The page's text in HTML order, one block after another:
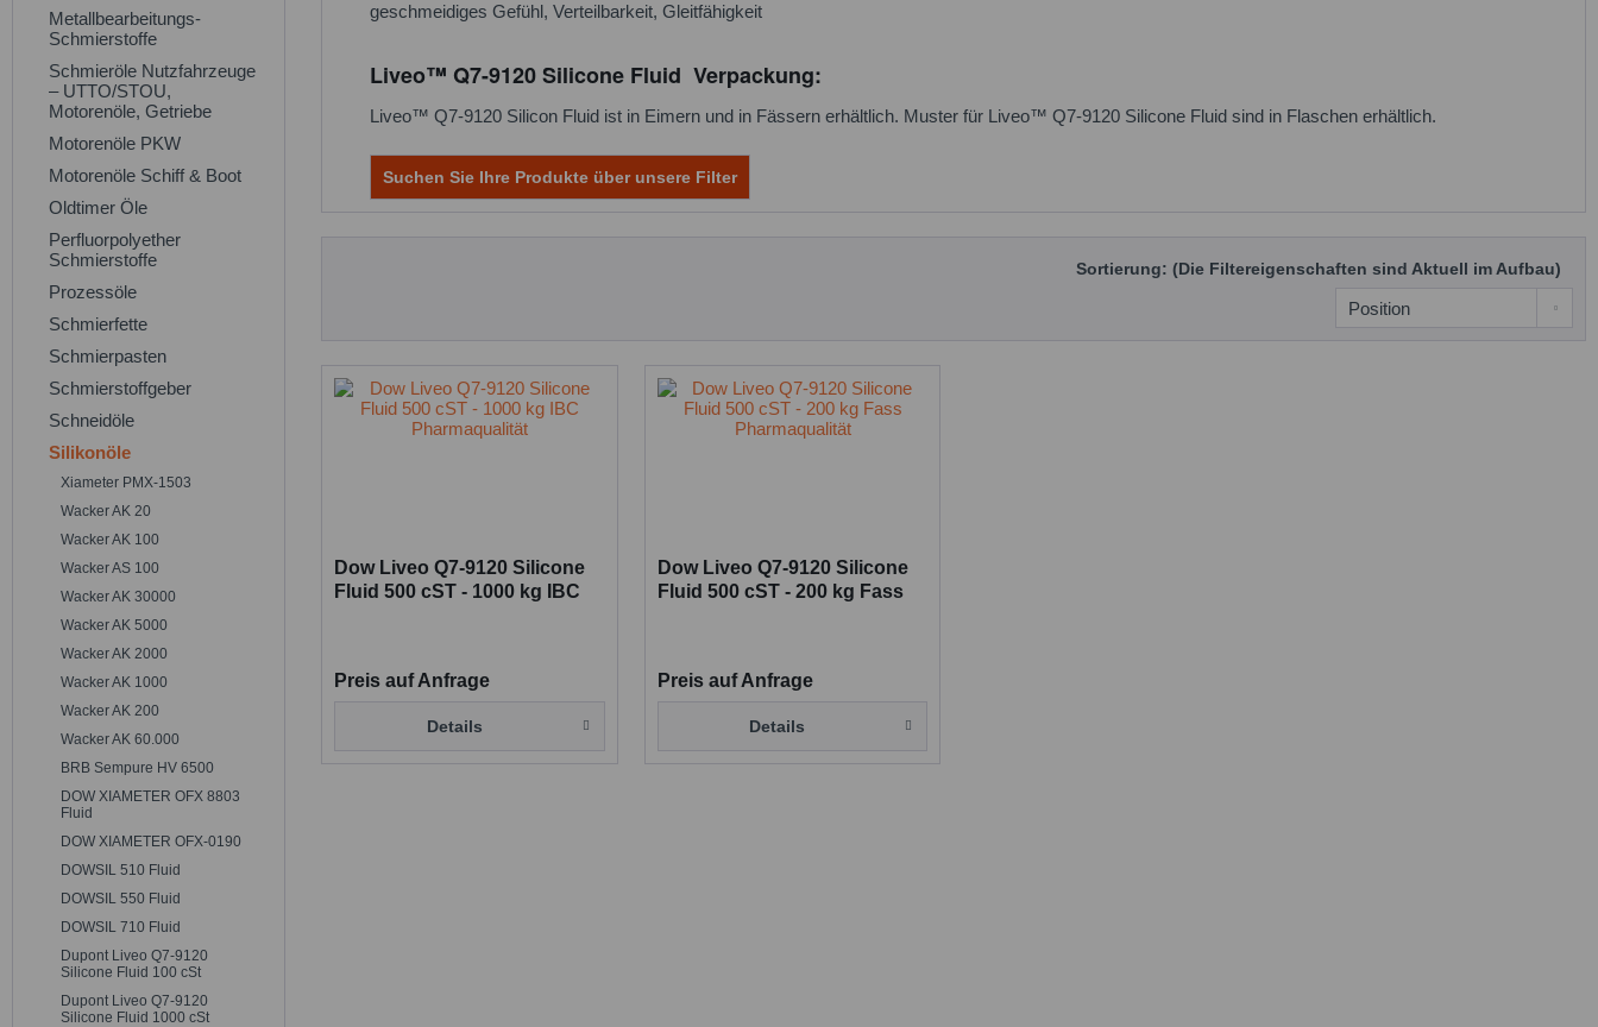
Metallbearbeitungs-
Schmierstoffe
Schmieröle Nutzfahrzeuge
– UTTO/STOU,
Motorenöle, Getriebe
Motorenöle PKW
Motorenöle Schiff & Boot
Oldtimer Öle
Perfluorpolyether
Schmierstoffe
Prozessöle
Schmierfette
Schmierpasten
Schmierstoffgeber
Schneidöle
Silikonöle
Xiameter PMX-1503
Wacker AK 20
Wacker AK 100
Wacker AS 100
Wacker AK 30000
Wacker AK 5000
Wacker AK 2000
Wacker AK 1000
Wacker AK 200
Wacker AK 60.000
BRB Sempure HV 6500
DOW XIAMETER OFX 8803
Fluid
DOW XIAMETER OFX-0190
DOWSIL 510 Fluid
DOWSIL 550 Fluid
DOWSIL 710 Fluid
Dupont Liveo Q7-9120
Silicone Fluid 100 cSt
Dupont Liveo Q7-9120
Silicone Fluid 1000 cSt
geschmeidiges Gefühl, Verteilbarkeit, Gleitfähigkeit
Liveo™ Q7-9120 Silicone Fluid Verpackung:
Liveo™ Q7-9120 Silicon Fluid ist in Eimern und in Fässern erhältlich. Muster für Liveo™ Q7-9120 Silicone Fluid sind in Flaschen erhältlich.
Suchen Sie Ihre Produkte über unsere Filter
Sortierung: (Die Filtereigenschaften sind Aktuell im Aufbau)
Dow Liveo Q7-9120 Silicone
Fluid 500 cST - 1000 kg IBC
Preis auf Anfrage
Details
Dow Liveo Q7-9120 Silicone
Fluid 500 cST - 200 kg Fass
Preis auf Anfrage
Details